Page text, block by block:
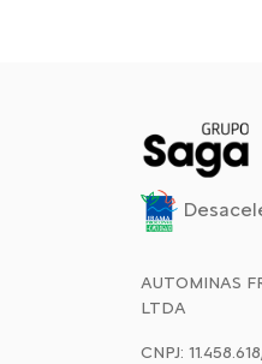
AUTOMINAS
LTDA
CNPJ: